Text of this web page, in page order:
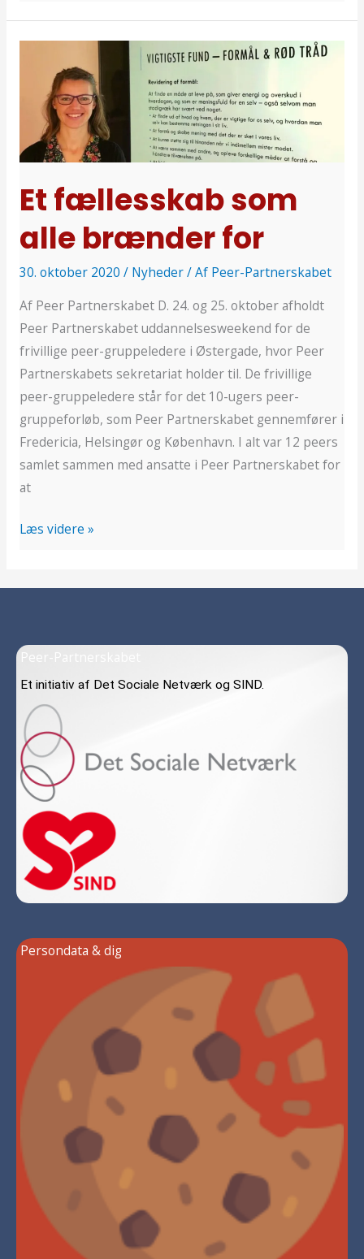
Et fællesskab som
alle brænder for
30. oktober 2020 / Nyheder/ Af Peer-Partnerskabet
Af Peer Partnerskabet D. 24. og 25. oktober afholdt
Peer Partnerskabet uddannelsesweekend for de
frivillige peer-gruppeledere i Østergade, hvor Peer
Partnerskabets sekretariat holder til. De frivillige
peer-gruppeledere står for det 10-ugers peer-
gruppeforløb, som Peer Partnerskabet gennemfører i
Fredericia, Helsingør og København. I alt var 12 peers
samlet sammen med ansatte i Peer Partnerskabet for
at
fællesskab
brænder
for
Læs videre »
Peer-Partnerskabet
Et initiativ af Det Sociale Netværk og SIND.
Persondata & dig